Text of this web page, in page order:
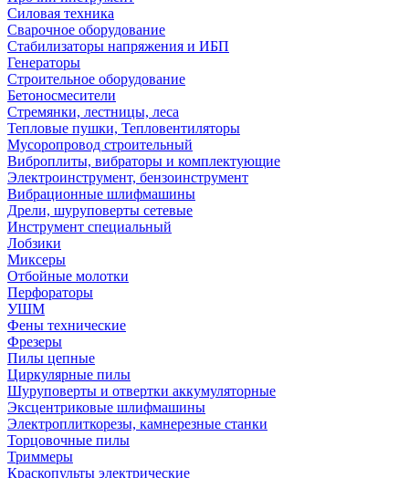
Силовая техника
Сварочное оборудование
Стабилизаторы напряжения и ИБП
Генераторы
Строительное оборудование
Бетоносмесители
Стремянки, лестницы, леса
Тепловые пушки, Тепловентиляторы
Мусоропровод строительный
Виброплиты, вибраторы и комплектующие
Электроинструмент, бензоинструмент
Вибрационные шлифмашины
Дрели, шуруповерты сетевые
Инструмент специальный
Лобзики
Миксеры
Отбойные молотки
Перфораторы
УШМ
Фены технические
Фрезеры
Пилы цепные
Циркулярные пилы
Шуруповерты и отвертки аккумуляторные
Эксцентриковые шлифмашины
Электроплиткорезы, камнерезные станки
Торцовочные пилы
Триммеры
Краскопульты электрические